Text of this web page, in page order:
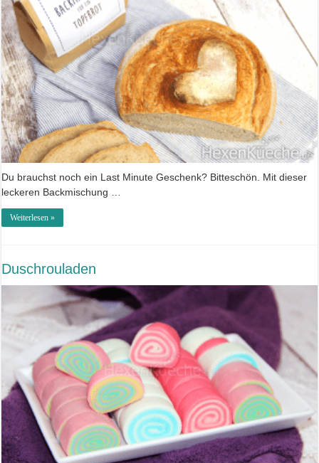
Du brauchst noch ein Last Minute Geschenk? Bitteschön. Mit dieser
leckeren Backmischung …
Weiterlesen »
Duschrouladen